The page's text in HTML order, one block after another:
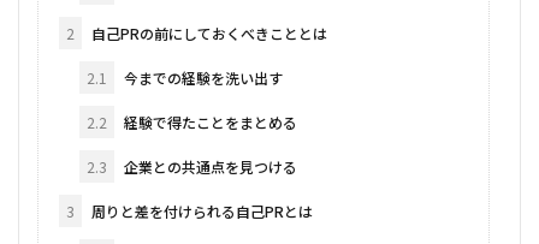
2 自己PRの前にしておくべきこととは
2.1 今までの経験を洗い出す
2.2 経験で得たことをまとめる
2.3 企業との共通点を見つける
3 周りと差を付けられる自己PRとは